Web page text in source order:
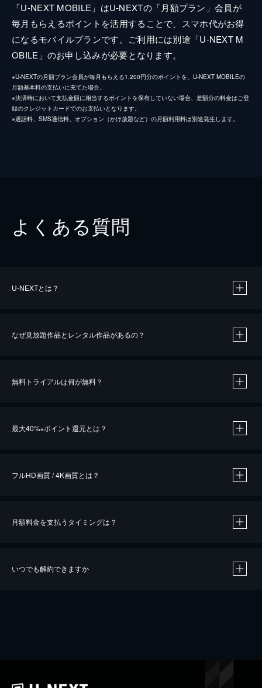
「U-NEXT MOBILE」はU-NEXTの「月額プラン」会員が
毎月もらえるポイントを活用することで、スマホ代がお得
になるモバイルプランです。ご利用には別途「U-NEXT M
OBILE」のお申し込みが必要となります。
※U-NEXTの月額プラン会員が毎月もらえる1,200円分のポイントを、U-NEXT MOBILEの
月額基本料の支払いに充てた場合。
※決済時において支払金額に相当するポイントを保有していない場合、差額分の料金はご登
録のクレジットカードでのお支払いとなります。
※通話料、SMS通信料、オプション（かけ放題など）の月額利用料は別途発生します。
よくある質問
U-NEXTとは？
なぜ見放題作品とレンタル作品があるの？
無料トライアルは何が無料？
最大40%※ポイント還元とは？
※40％ポイント還元の対象は、クレジットカード決済による作品の購入 / レンタルです。
iOSアプリのUコイン決済による作品の購入 / レンタルは、20％のポイント還元です。
フルHD画質 / 4K画質とは？
月額料金を支払うタイミングは？
いつでも解約できますか